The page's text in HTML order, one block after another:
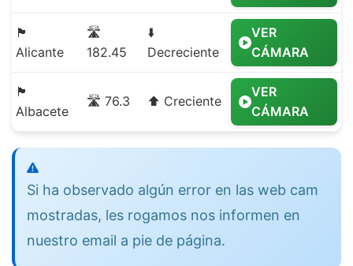
🏴
Alicante
🛣️
182.45
⬇️
Decreciente
VER
CÁMARA
🏴
Albacete
🛣️ 76.3 ⬆️ Creciente
VER
CÁMARA
Si ha observado algún error en las web cam
mostradas, les rogamos nos informen en
nuestro email a pie de página.